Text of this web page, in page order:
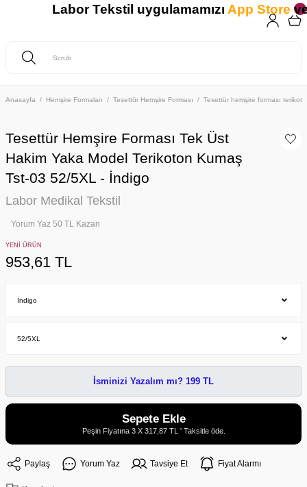
Anasayfa Hemşire Formaları Tesettür Hemşire Forması Tesettür hemşire forması
Tesettür Hemşire Forması Tek Üst
Hakim Yaka Model Terikoton Kumaş
Tst-03 52/5XL - İndigo
Labor Medikal Tekstil
Yorum Yaz 50 TL Kazan
YENİ ÜRÜN
953,61 TL
İsminizi Yazalım mı? 199 TL
Sepete Ekle
Peşin Fiyatına 3 X 317,87 TL ' Taksitle öde.
Paylaş Yorum Yaz Tavsiye Et Fiyat Alarmı
Labor Tekstil uygulamamızıApp Storeve